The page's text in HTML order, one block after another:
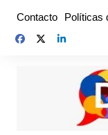
contenido
Contacto Políticas